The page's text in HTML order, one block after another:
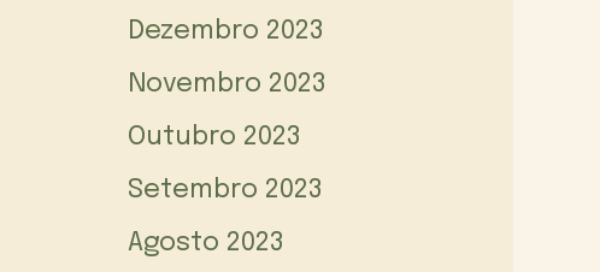
Dezembro 2023
Novembro 2023
Outubro 2023
Setembro 2023
Agosto 2023